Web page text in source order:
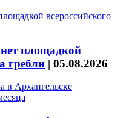
площадкой
гребли | 05.08.2026